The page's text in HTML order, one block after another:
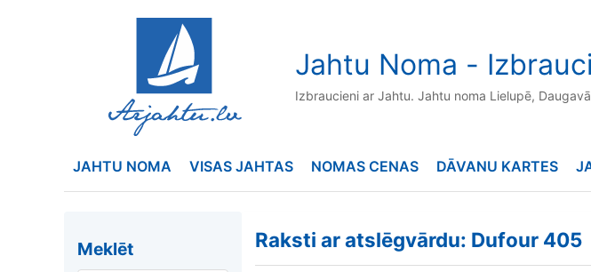
Jahtu Noma -
Izbraucieni ar Jahtu. Jahtu noma Lielupē,
JAHTU NOMA VISAS JAHTAS NOMAS CENAS DĀVANU KARTES
Meklēt Raksti ar atslēgvārdu: Dufour 405